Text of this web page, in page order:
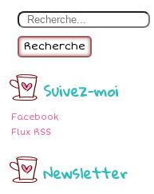
Recherche
Suivez-moi
Facebook
Flux RSS
Newsletter